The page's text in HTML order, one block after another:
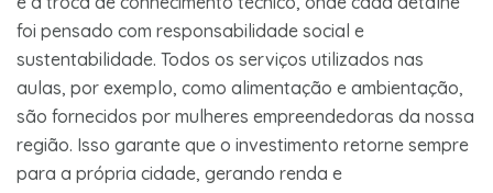
foi pensado com responsabilidade social e
sustentabilidade. Todos os serviços utilizados nas
aulas, por exemplo, como alimentação e ambientação,
são fornecidos por mulheres empreendedoras da nossa
região. Isso garante que o investimento retorne sempre
para a própria cidade, gerando renda e